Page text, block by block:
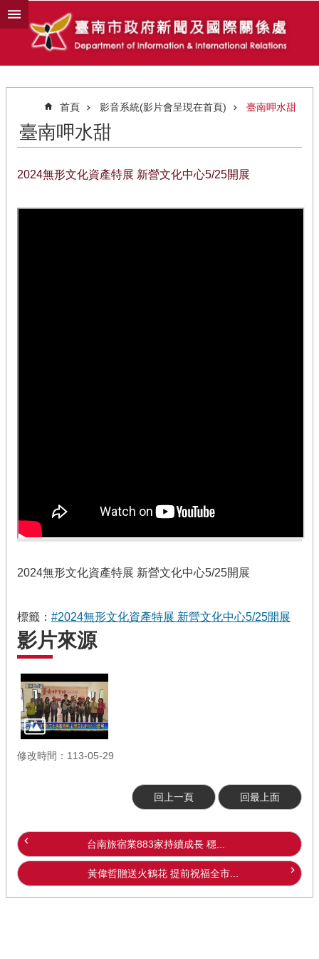
跳到主要內容區塊
首頁 影音系統(影片會呈現在首頁) 臺南呷水甜
臺南呷水甜
2024無形文化資產特展 新營文化中心5/25開展
2024無形文化資產特展 新營文化中心5/25開展
標籤： #2024無形文化資產特展 新營文化中心5/25開展
影片來源
修改時間：113-05-29
回上一頁 回最上面
台南旅宿業883家持續成長 穩...
黃偉哲贈送火鶴花 提前祝福全市...